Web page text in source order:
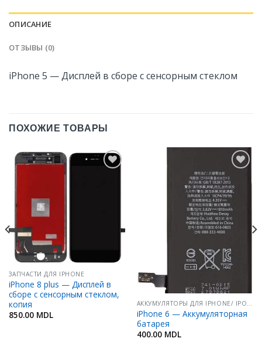
ОПИСАНИЕ
ОТЗЫВЫ (0)
iPhone 5 — Дисплей в сборе с сенсорным стеклом
ПОХОЖИЕ ТОВАРЫ
ЗАПЧАСТИ ДЛЯ IPHONE
iPhone 8 plus — Дисплей в
сборе с сенсорным стеклом,
копия
850.00 MDL
Добавить
в
Избранное
АККУМУЛЯТОРЫ ДЛЯ IPHONE/ IPOD/ IPAD
iPhone 6 — Аккумуляторная
батарея
400.00 MDL